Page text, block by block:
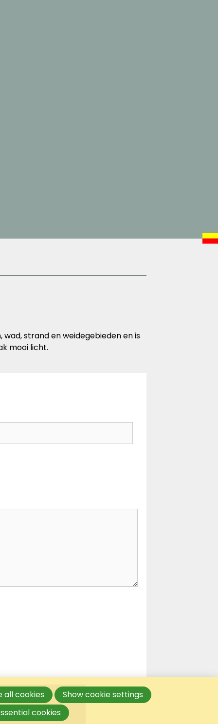
strand en weidegebieden en is
mooi licht.
all cookies
Show cookie settings
cookies